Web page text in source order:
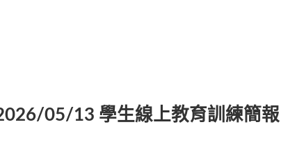
05/13 學生線上教育訓練簡